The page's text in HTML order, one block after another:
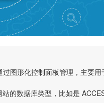
图形化控制面板管理，主要用
的数据库类型，比如是